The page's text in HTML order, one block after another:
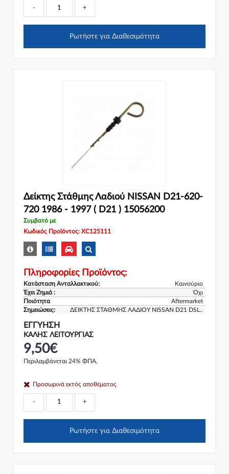
- +
Ρωτήστε για Διαθεσιμότητα
Δείκτης Στάθμης Λαδιού NISSAN D21-620-
720 1986 - 1997 ( D21 ) 15056200
Συμβατό με
Κωδικός Προϊόντος: XC125111
Πληροφορίες Προϊόντος:
Κατάσταση Ανταλλακτικού:
Καινούριο
Έχει Ζημιά :
Όχι
Ποιότητα
Aftermarket
Σημειώσεις:
ΔΕΙΚΤΗΣ ΣΤΑΘΜΗΣ ΛΑΔΙΟΥ NISSAN D21 DSL..
ΕΓΓΎΗΣΗ
ΚΑΛΗΣ ΛΕΙΤΟΥΡΓΙΑΣ
9,50€
Περιλαμβάνεται 24% ΦΠΑ.
Προσωρινά εκτός αποθέματος
- +
Ρωτήστε για Διαθεσιμότητα